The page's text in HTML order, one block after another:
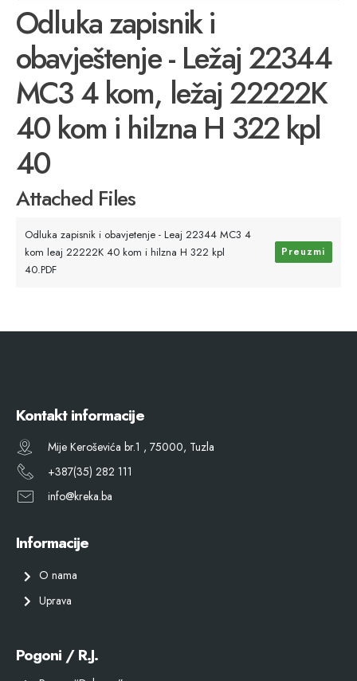
Odluka zapisnik i
obavještenje - Ležaj 22344
MC3 4 kom, ležaj 22222K
40 kom i hilzna H 322 kpl
40
Attached Files
Odluka zapisnik i obavjetenje - Leaj 22344 MC3 4
kom leaj 22222K 40 kom i hilzna H 322 kpl
40.PDF
Preuzmi
Kontakt informacije
Mije Keroševića br.1 , 75000, Tuzla
+387(35) 282 111
info@kreka.ba
Informacije
O nama
Uprava
Pogoni / R.J.